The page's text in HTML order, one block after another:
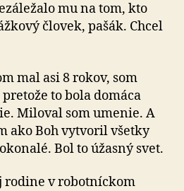
mu na tom, kto
človek, pašák. Chcel
mal asi 8 rokov, som
to bola domáca
Miloval som umenie. A
ako Boh vytvoril všetky
Bol to úžasný svet.
rodine v robotníckom